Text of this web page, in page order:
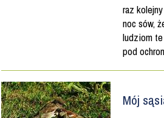
raz
noc sów,
ludziom
pod
Mój